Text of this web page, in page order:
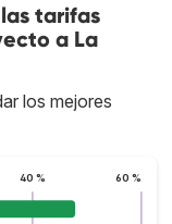
tarifas
a La
los mejores
40 % 60 %